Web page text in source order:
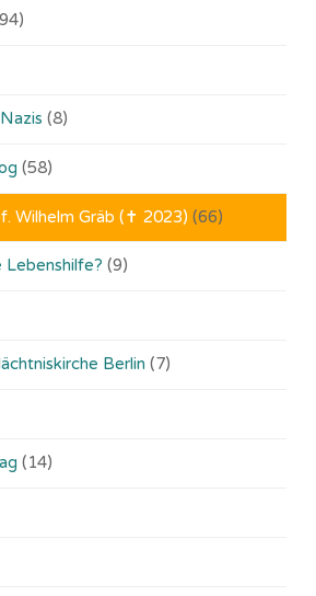
(8)
(58)
Wilhelm Gräb (✝ 2023) (66)
Lebenshilfe? (9)
Berlin (7)
(14)